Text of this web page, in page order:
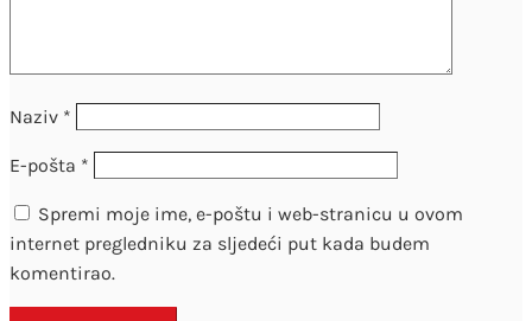
Naziv *
E-pošta *
Spremi moje ime, e-poštu i web-stranicu u ovom
internet pregledniku za sljedeći put kada budem
komentirao.